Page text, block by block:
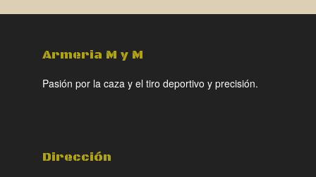
Armeria M y M
Pasión por la caza y el tiro deportivo y precisión.
Dirección